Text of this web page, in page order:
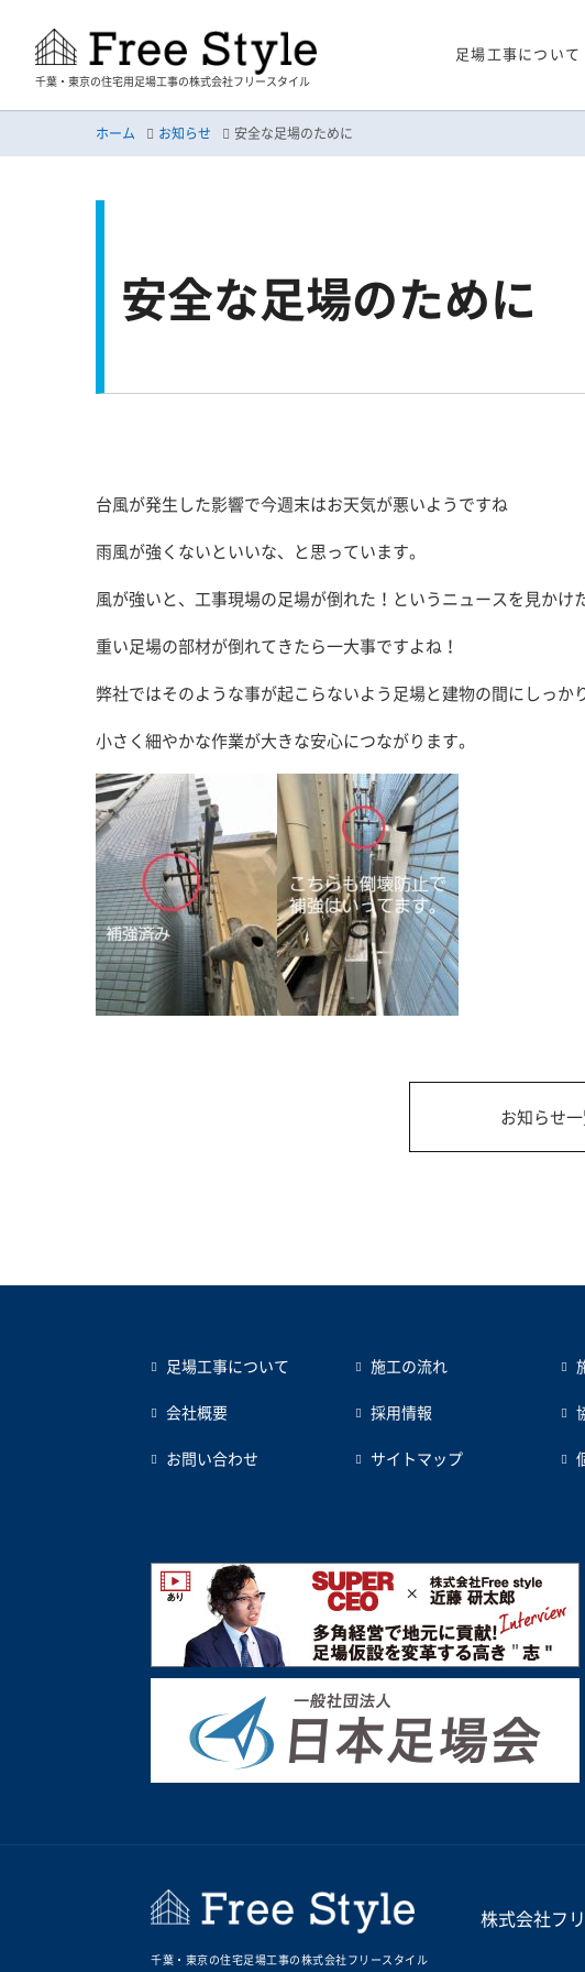
千葉・東京の住宅用足場工事の株式会社フリースタイル
足場工事について
ホーム お知らせ 安全な足場のために
安全な足場のために
台風が発生した影響で今週末はお天気が悪いようですね
雨風が強くないといいな、と思っています。
風が強いと、工事現場の足場が倒れた！というニュースを見かけ
重い足場の部材が倒れてきたら一大事ですよね！
弊社ではそのような事が起こらないよう足場と建物の間にしっか
小さく細やかな作業が大きな安心につながります。
お知らせ
足場工事について 施工の流れ
会社概要 採用情報
お問い合わせ サイトマップ
千葉・東京の住宅足場工事の株式会社フリースタイル
株式会社フ